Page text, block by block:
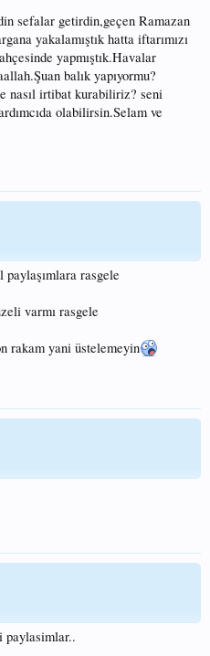
sefalar getirdin,geçen Ramazan
yakalamıştık hatta iftarımızı
yapmıştık.Havalar
balık yapıyormu?
nasıl irtibat kurabiliriz? seni
olabilirsin.Selam ve
paylaşımlara rasgele
varmı rasgele
rakam yani üstelemeyin
paylasimlar..